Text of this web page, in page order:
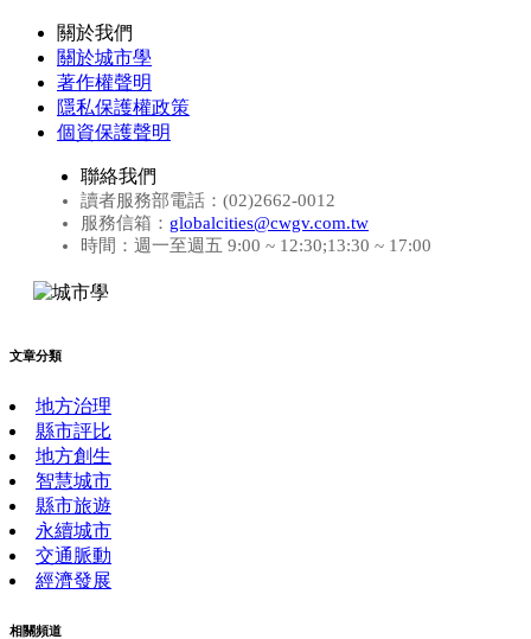
關於我們
關於城市學
著作權聲明
隱私保護權政策
個資保護聲明
聯絡我們
讀者服務部電話：(02)2662-0012
服務信箱： globalcities@cwgv.com.tw
時間：週一至週五 9:00 ~ 12:30;13:30 ~ 17:00
文章分類
地方治理
縣市評比
地方創生
智慧城市
縣市旅遊
永續城市
交通脈動
經濟發展
相關頻道